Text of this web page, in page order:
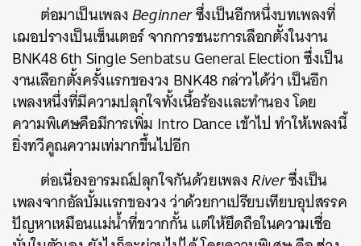
ต่อมาเป็นเพลงBeginnerซึ่งเป็นอีกหนึ่งบทเพลงที่
เฌอปรางเป็นเซ็นเตอร์ จากการชนะการเลือกตั้งในงาน
BNK48 6th Single Senbatsu General Election ซึ่งเป็น
งานเลือกตั้งครั้งแรกของวง BNK48 กล่าวได้ว่า เป็นอีก
เพลงหนึ่งที่มีความปลุกใจทั้งเนื้อร้องและทำนอง โดย
ความพิเศษคือมีการเพิ่ม Intro Dance เข้าไป ทำให้เพลงนี้
ยิ่งทวีคูณความเท่มากขึ้นไปอีก
ต่อเนื่องอารมณ์ปลุกใจกันด้วยเพลงRiverซึ่งเป็น
เพลงจากอัลบั้มแรกของวง ว่าด้วยกาเปรียบเทียบอุปสรรค
ปัญหาเหมือนแม่น้ำที่ขวากกั้น แต่ให้ยึดถือในความเชื่อ
ค้นหา